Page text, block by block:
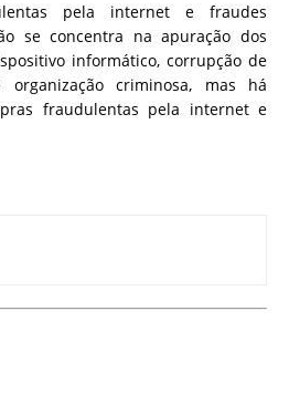
pela internet e fraudes
se concentra na apuração dos
informático, corrupção de
organização criminosa, mas há
fraudulentas pela internet e